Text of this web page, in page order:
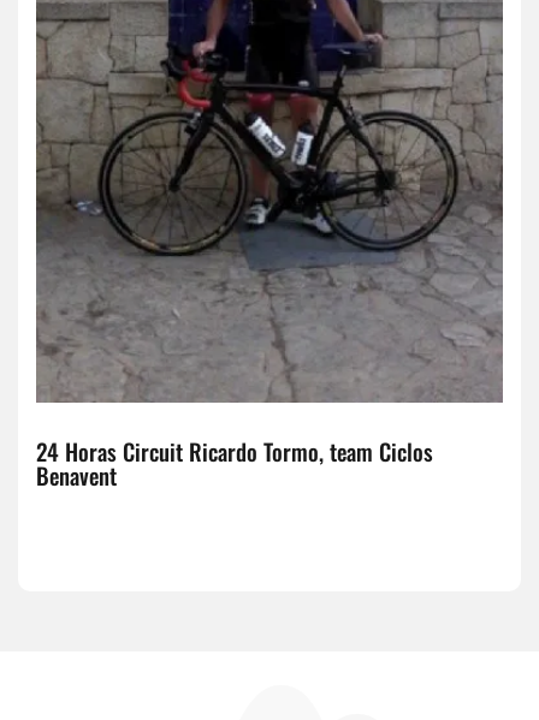
24 Horas Circuit Ricardo Tormo, team Ciclos
Benavent